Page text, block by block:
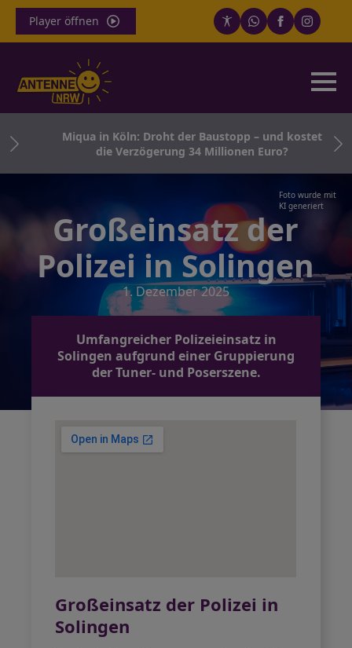
Player öffnen
Miqua in Köln: Droht der Baustopp – und kostet
die Verzögerung 34 Millionen Euro?
Foto wurde mit
KI generiert
Großeinsatz der
Polizei in Solingen
1. Dezember 2025
Umfangreicher Polizeieinsatz in
Solingen aufgrund einer Gruppierung
der Tuner- und Poserszene.
Großeinsatz der Polizei in
Solingen